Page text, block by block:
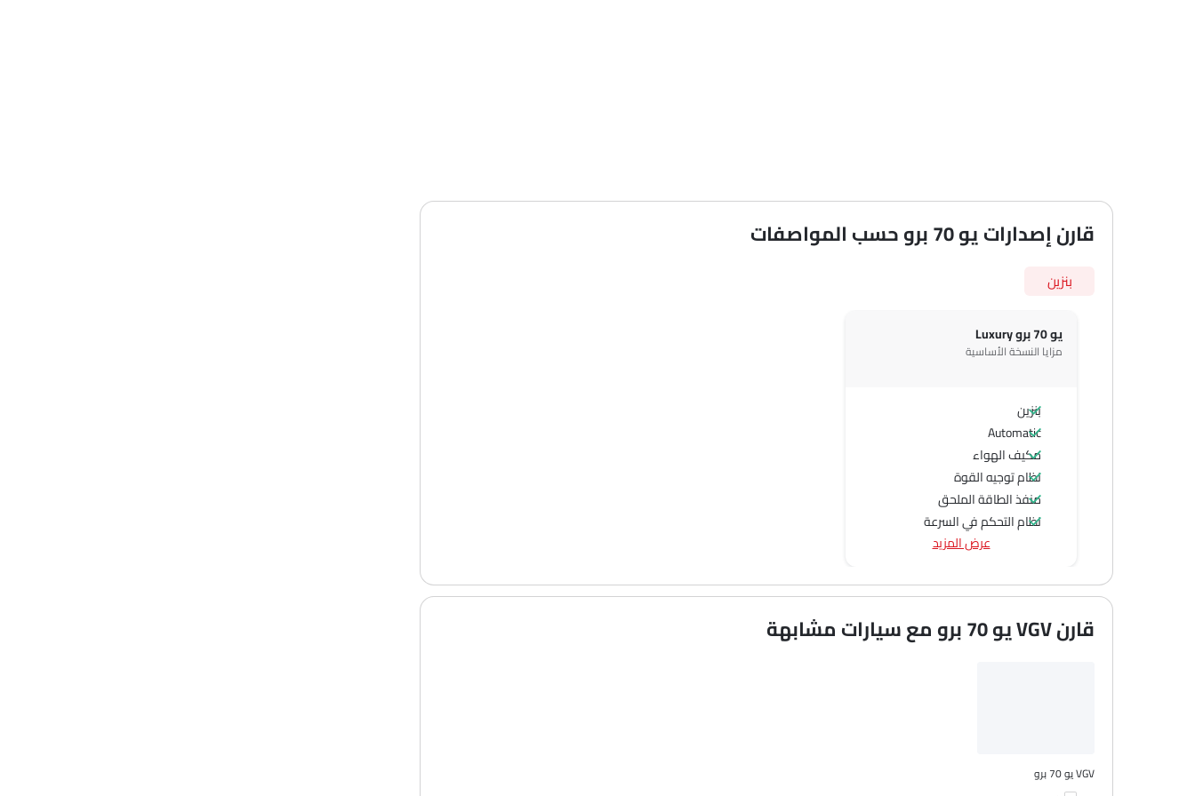
قارن إصدارات يو 70 برو حسب المواصفات
بنزين
يو 70 برو Luxury
مزايا النسخة الأساسية
بنزين
Automatic
مكيف الهواء
نظام توجيه القوة
منفذ الطاقة الملحق
نظام التحكم في السرعة
عجلة قيادة متعددة الوظائف
جبهة المتحدثين
الصوت 2DIN المتكامل
مسند رأس المقعد الخلفي
عرض المزيد
قارن VGV يو 70 برو مع سيارات مشابهة
VGV يو 70 برو